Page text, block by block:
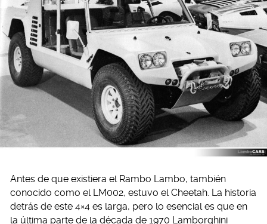
Antes de que existiera el Rambo Lambo, también
conocido como el LM002, estuvo el Cheetah. La historia
detrás de este 4×4 es larga, pero lo esencial es que en
la última parte de la década de 1970 Lamborghini